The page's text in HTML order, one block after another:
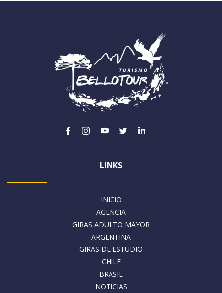
LINKS
INICIO
AGENCIA
GIRAS ADULTO MAYOR
ARGENTINA
GIRAS DE ESTUDIO
CHILE
BRASIL
NOTICIAS